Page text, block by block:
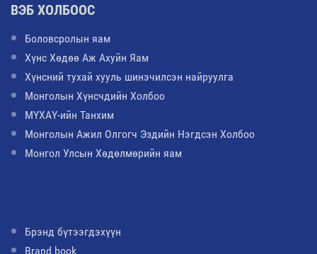
ВЭБ ХОЛБООС
Боловсролын яам
Хүнс Хөдөө Аж Ахуйн Яам
Хүнсний тухай хууль шинэчилсэн найруулга
Монголын Хүнсчдийн Холбоо
МҮХАҮ-ийн Танхим
Монголын Ажил Олгогч Эздийн Нэгдсэн Холбоо
Монгол Улсын Хөдөлмөрийн яам
Брэнд бүтээгдэхүүн
Brand book